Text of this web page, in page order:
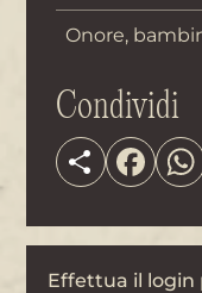
Onore,
Condividi
Share
Effettua il login